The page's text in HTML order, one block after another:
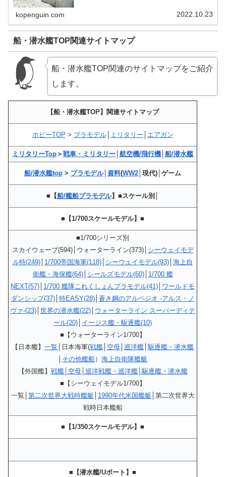
kopenguin.com 2022.10.23
船・潜水艦TOP関連サイトマップ
船・潜水艦TOP関連のサイトマップをご紹介
します。
【船・潜水艦TOP】関連サイトマップ
ホビーTOP > プラモデル│ ミリタリー エアガン
ミリタリーTop ＞ 戦車・ミリタリー 航空機/飛行機 船/潜水艦
船/潜水艦top > プラモデル│ 資料(WW2 │現代)│ゲーム
■【船/艦船プラモデル】■スケール別│
■【1/700スケールモデル】■
■1/700シリーズ別
スカイウェーブ(594)│ウォーターライン(373)│ シーウェイモデ
ル特(249) 1/700帝国海軍(118) シーウェイモデル(93) 海上自
衛艦・海保艦(64)│ シールズモデル(60)│ 1/700 艦
NEXT(57) 1/700 艦隊これくしょんプラモデル(41) ワールドモ
ダンシップ(37)│ 特EASY(28)│ 蒼き鋼のアルペジオ -アルス・ノ
ヴァ-(23) 世界の潜水艦(22) ウォーターライン スーパーディテ
ール(20) イージス艦・駆逐艦(10)
■【ウォーターライン1/700】
【日本艦】 一覧 │日本海軍(戦艦 空母 巡洋艦 │駆逐艦・潜水艦
その他艦船） 海上自衛隊艦艇
【外国艦】 戦艦│空母│巡洋戦艦・巡洋艦│駆逐艦・潜水艦
■【シーウェイモデル1/700】
一覧│ 第二次世界大戦時艦艇 1990年代米国艦艇 │第二次世界大
戦時日本艦船
■【1/350スケールモデル】■
■【潜水艦/Uボート】■